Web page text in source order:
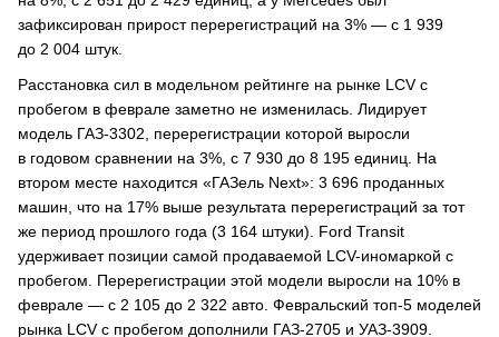
зафиксирован прирост перерегистраций на 3% — с 1 939
до 2 004 штук.
Расстановка сил в модельном рейтинге на рынке LCV с
пробегом в феврале заметно не изменилась. Лидирует
модель ГАЗ-3302, перерегистрации которой выросли
в годовом сравнении на 3%, с 7 930 до 8 195 единиц. На
втором месте находится «ГАЗель Next»: 3 696 проданных
машин, что на 17% выше результата перерегистраций за тот
же период прошлого года (3 164 штуки). Ford Transit
удерживает позиции самой продаваемой LCV-иномаркой с
пробегом. Перерегистрации этой модели выросли на 10% в
феврале — с 2 105 до 2 322 авто. Февральский топ-5 моделей
рынка LCV с пробегом дополнили ГАЗ-2705 и УАЗ-3909.